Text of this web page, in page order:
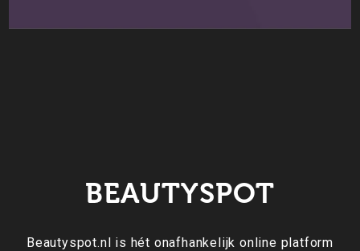
BEAUTYSPOT
Beautyspot.nl is hét onafhankelijk online platform